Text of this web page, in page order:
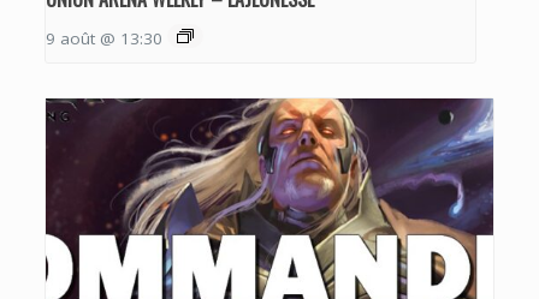
9 août @ 13:30